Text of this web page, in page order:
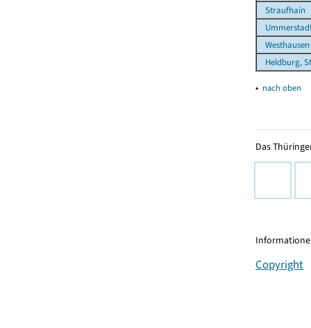
Straufhain
Westhausen
Heldburg,
▴ nach oben
Das
Copyright